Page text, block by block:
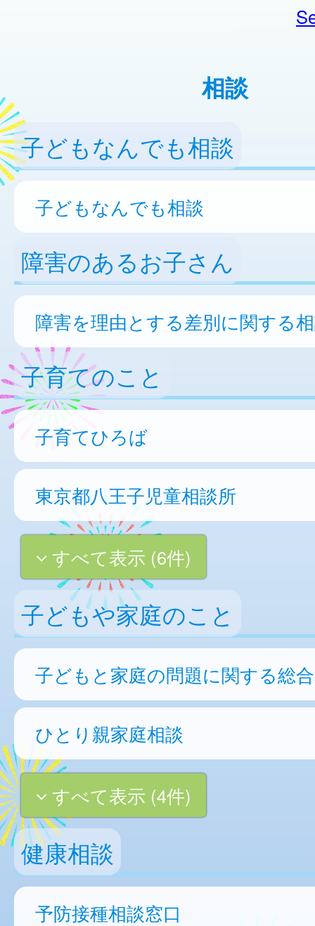
相談
子どもなんでも相談
子どもなんでも相談
障害のあるお子さん
障害を理由とする差別に関する
子育てのこと
子育てひろば
東京都八王子児童相談所
すべて表示 (6件)
子どもや家庭のこと
子どもと家庭の問題に関する総
ひとり親家庭相談
すべて表示 (4件)
健康相談
予防接種相談窓口